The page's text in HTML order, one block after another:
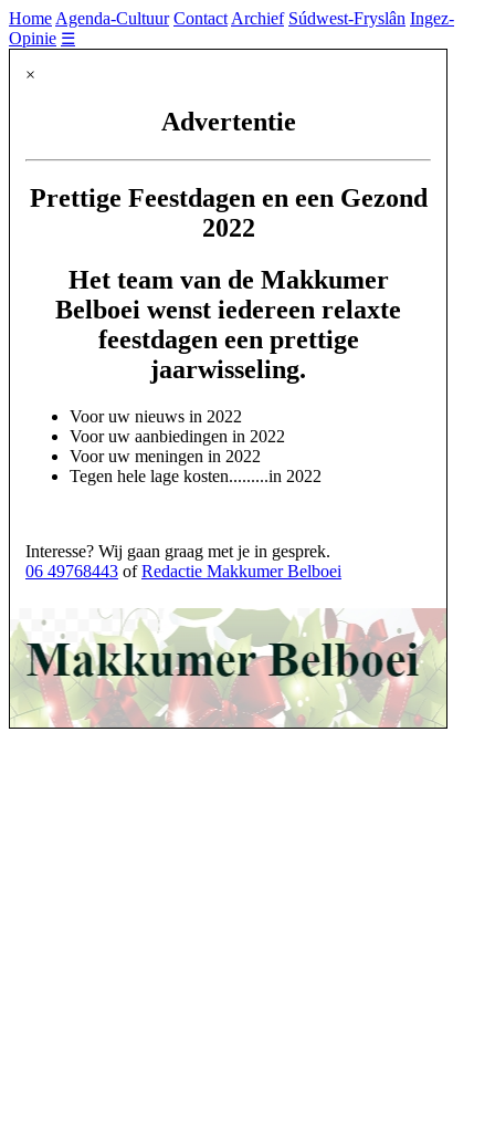
Home Agenda-Cultuur Contact Archief Súdwest-Fryslân Ingez-
Opinie ☰
×
Advertentie
Prettige Feestdagen en een Gezond
2022
Het team van de Makkumer
Belboei wenst iedereen relaxte
feestdagen een prettige
jaarwisseling.
Voor uw nieuws in 2022
Voor uw aanbiedingen in 2022
Voor uw meningen in 2022
Tegen hele lage kosten.........in 2022
Interesse? Wij gaan graag met je in gesprek.
06 49768443 ofRedactie Makkumer Belboei